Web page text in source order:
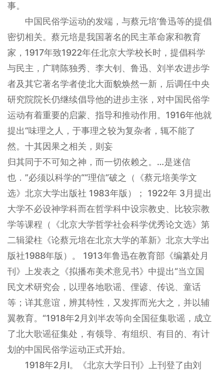
事。
中国民俗学运动的发端，与蔡元培‘鲁迅等的提倡
密切相关。蔡元培是我国著名的民主革命家和教育
家，1917年致1922年任北京大学校长时，提倡科学
与民主，广聘陈独秀、李大钊、鲁迅、刘半农进步学
者及其它著名学者使北大面貌焕然一新，后调任中央
研究院院长仍继续倡导他的进步主张，对中国民俗学
运动有着重要的启蒙、指导和推动作用。1916年他就
提出“味理之人，于事理之较为复杂者，辄不能了
然。十其因果之相关，则妄
归其同于不可知之神，而一切依赖之。…是迷信
也．”必须以科学的““理信”破之（《蔡元培美学文
选》北京大学出版社 1983年版）； 1922年 3月提出
大学不必设神学科而在哲学科中设宗教史、比较宗教
学等课程（《北京大学哲学社会科学优秀论文选》第
二辑梁柱《论蔡元培在北京大学的革新》北京大学出
版社1988年版）。 1913年鲁迅在教育部《编纂处月
刊》上发表之《拟播布美术意见书》中提出“当立国
民文术研究会，以理各地歌谣、俚谚、传说、童话
等；详其意谊，辨其特性，又发挥而光大之，并以辅
翼教育。“1918年2月刘半农等向全国征集歌谣，成立
了北大歌谣征集处，有领导、有组织、有目的、有计
划的中国民俗学运动正式开始。
1918年2月l。《北京大学日刊》上刊登了由刘